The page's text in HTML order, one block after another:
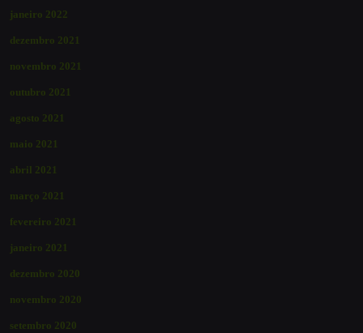
janeiro 2022
dezembro 2021
novembro 2021
outubro 2021
agosto 2021
maio 2021
abril 2021
março 2021
fevereiro 2021
janeiro 2021
dezembro 2020
novembro 2020
setembro 2020